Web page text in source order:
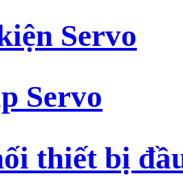
Servo
Servo
thiết bị